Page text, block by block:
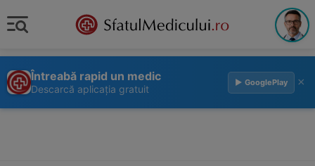
Întreabă rapid un medic
Descarcă aplicația gratuit
▶ GooglePlay ×